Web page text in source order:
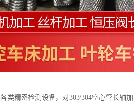
类精密检测设备，对303/304空心管长轴